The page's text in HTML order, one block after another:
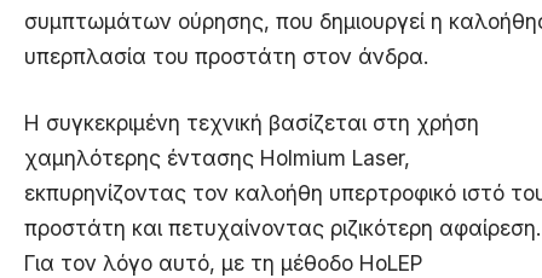
συμπτωμάτων ούρησης, που δημιουργεί η
υπερπλασία του προστάτη στον άνδρα.
Η συγκεκριμένη τεχνική βασίζεται στη χρήση
χαμηλότερης έντασης Holmium Laser,
εκπυρηνίζοντας τον καλοήθη υπερτροφικό ιστό
προστάτη και πετυχαίνοντας ριζικότερη αφαίρεση.
Για τον λόγο αυτό, με τη μέθοδο HoLEP